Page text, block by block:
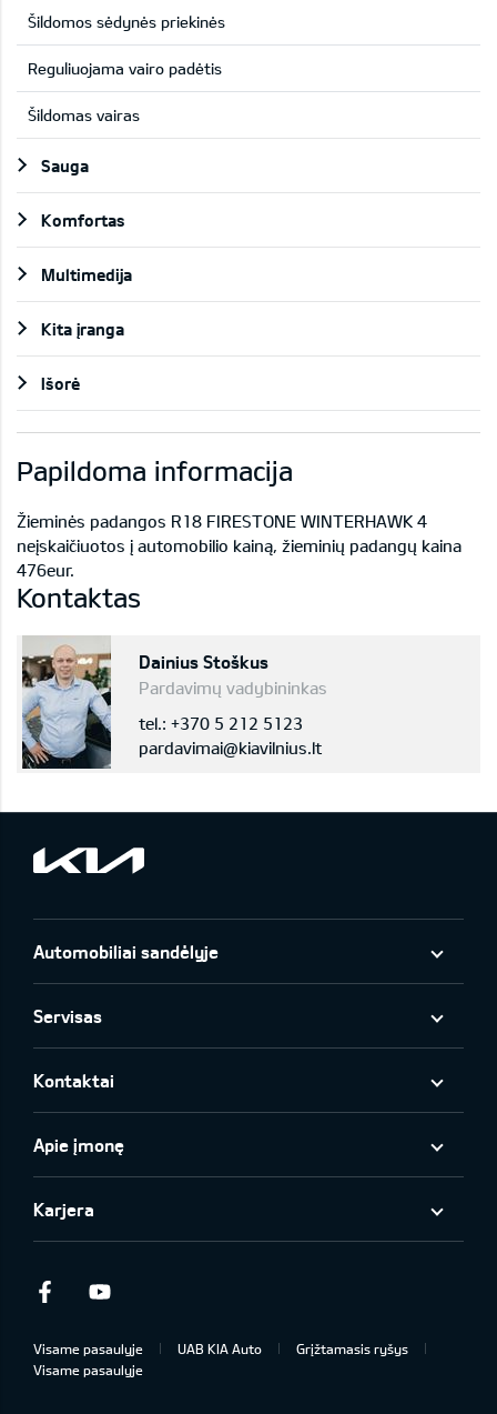
Šildomos sėdynės priekinės
Reguliuojama vairo padėtis
Šildomas vairas
Sauga
Komfortas
Multimedija
Kita įranga
Išorė
Papildoma informacija
Žieminės padangos R18 FIRESTONE WINTERHAWK 4
neįskaičiuotos į automobilio kainą, žieminių padangų kaina
476eur.
Kontaktas
Dainius Stoškus
Pardavimų vadybininkas
tel.: +370 5 212 5123
pardavimai@kiavilnius.lt
Automobiliai sandėlyje
Servisas
Kontaktai
Apie įmonę
Karjera
Facebook
Visame pasaulyje UAB KIA Auto
Grįžtamasis ryšys
Visame pasaulyje